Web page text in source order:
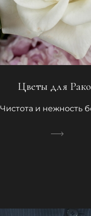
Цветы для
Чистота и нежность